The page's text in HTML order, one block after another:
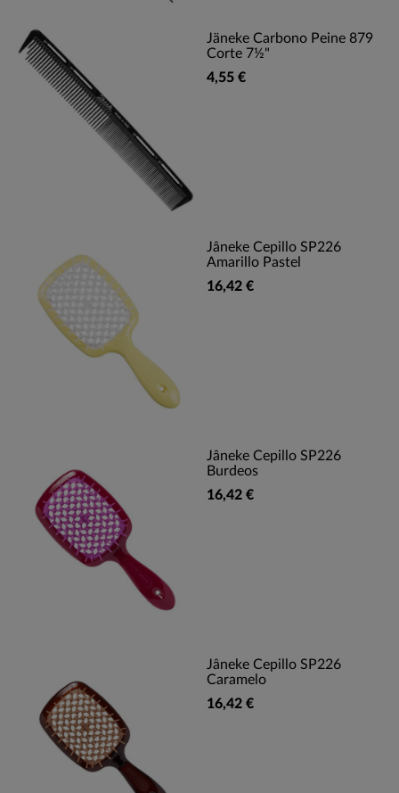
Jäneke Carbono Peine 879
Corte 7½"
4,55 €
Jâneke Cepillo SP226
Amarillo Pastel
16,42 €
Jâneke Cepillo SP226
Burdeos
16,42 €
Jâneke Cepillo SP226
Caramelo
16,42 €